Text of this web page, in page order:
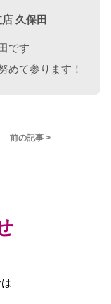
久保田
です
めて参ります！
前の記事 >